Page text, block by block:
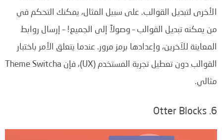
الأخرى لتبديل القوالب. على سبيل المثال، يمكنك التحكم في
من يمكنه تبديل القوالب – وصولاً إلى الجميع! – إرسال روابط
المعاينة للآخرين، وإعدادها برمز مرور. عندما يتعلق الأمر باختبار
القوالب دون تعطيل تجربة المستخدم (UX)، فإن Theme Switcha
مثالي.
6. Otter Blocks